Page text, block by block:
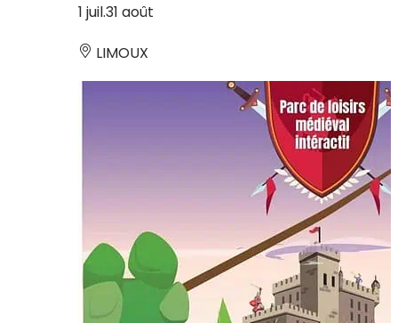
1 juil.31 août
LIMOUX